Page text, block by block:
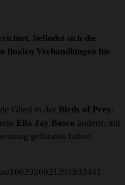
befindet sich die
finalen Verhandlungen für
Glied in der Birds of Prey-
Ella Jay Basco ändern, mit
gefunden haben
1062926021391933441